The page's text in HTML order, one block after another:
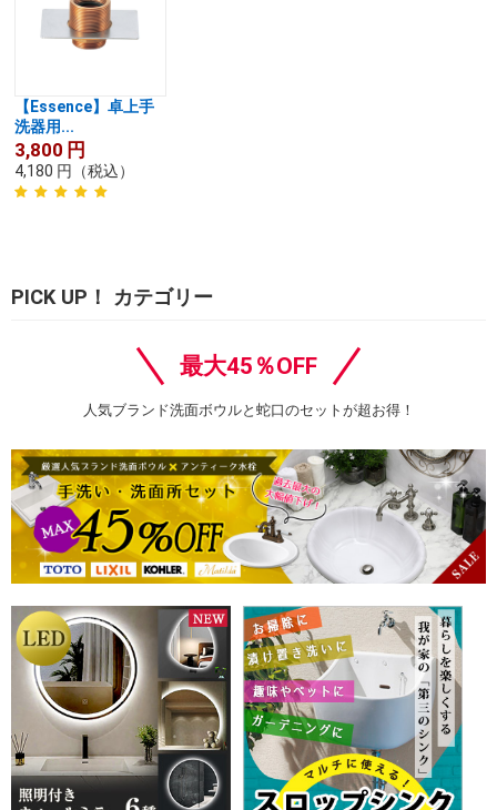
【Essence】卓上手
洗器用...
3,800 円
4,180 円 （税込）
PICK UP！ カテゴリー
最大45％OFF
人気ブランド洗面ボウルと蛇口のセットが超お得！